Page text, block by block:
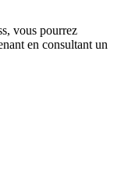
vous pourrez
en consultant un